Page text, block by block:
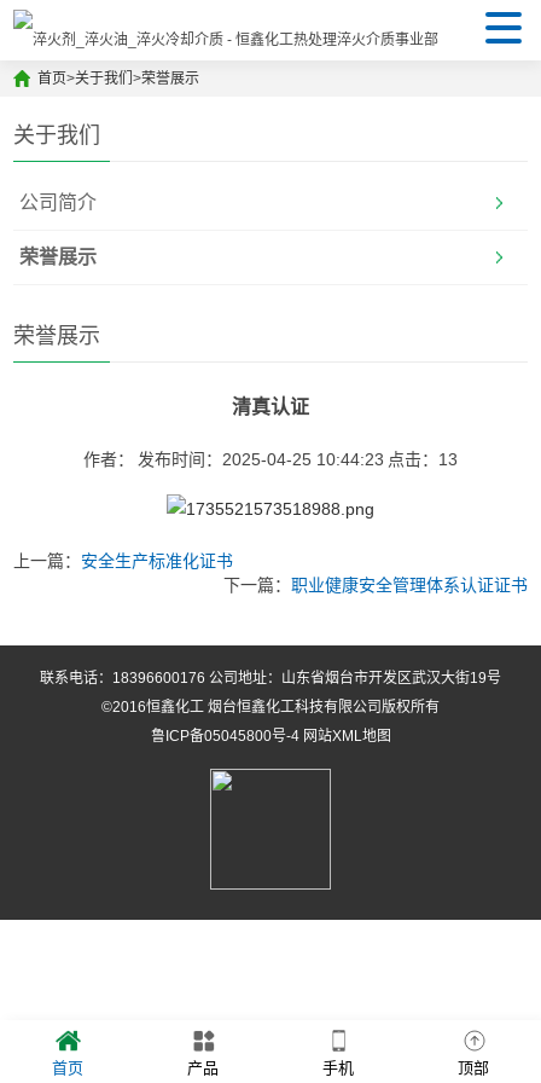
首页>关于我们>荣誉展示
关于我们
公司简介
荣誉展示
荣誉展示
清真认证
作者： 发布时间：2025-04-25 10:44:23 点击： 13
上一篇： 安全生产标准化证书
下一篇： 职业健康安全管理体系认证证书
联系电话：18396600176 公司地址：山东省烟台市开发区武汉大街19号
©2016恒鑫化工 烟台恒鑫化工科技有限公司版权所有
鲁ICP备05045800号-4 网站XML地图
首页 产品 手机 顶部